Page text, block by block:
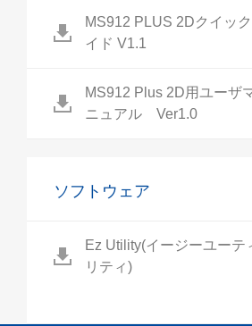
MS912 PLUS 2Dクイッ
イド V1.1
MS912 Plus 2D用ユーザ
ニュアル Ver1.0
ソフトウェア
Ez Utility(イージーユーテ
リティ)